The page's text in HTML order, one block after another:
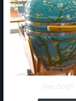
Van Gogh